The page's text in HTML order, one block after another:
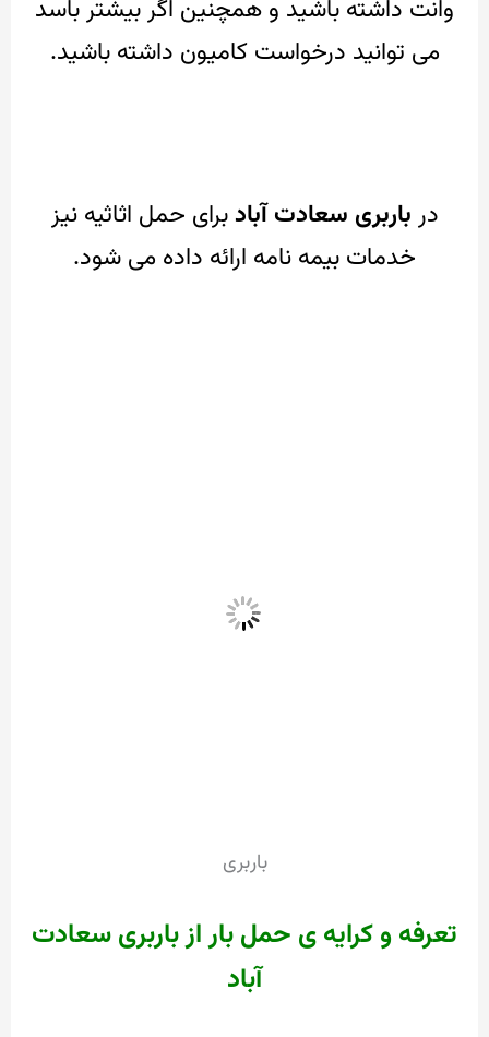
وانت داشته باشید و همچنین اگر بیشتر باسد
می توانید درخواست کامیون داشته باشید.
در باربری سعادت آبادبرای حمل اثاثیه نیز
خدمات بیمه نامه ارائه داده می شود.
باربری
تعرفه و کرایه ی حمل بار از باربری سعادت
آباد